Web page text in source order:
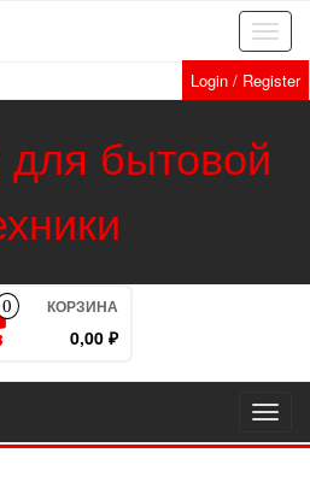
Login / Register
для бытовой
0 КОРЗИНА
0,00 ₽